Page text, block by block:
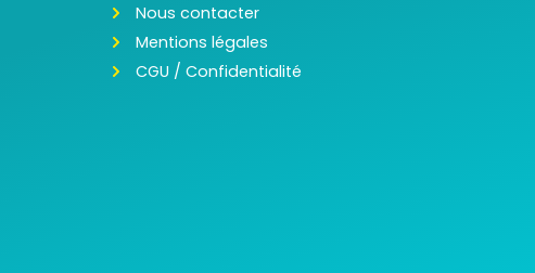
Nous contacter
Mentions légales
CGU / Confidentialité